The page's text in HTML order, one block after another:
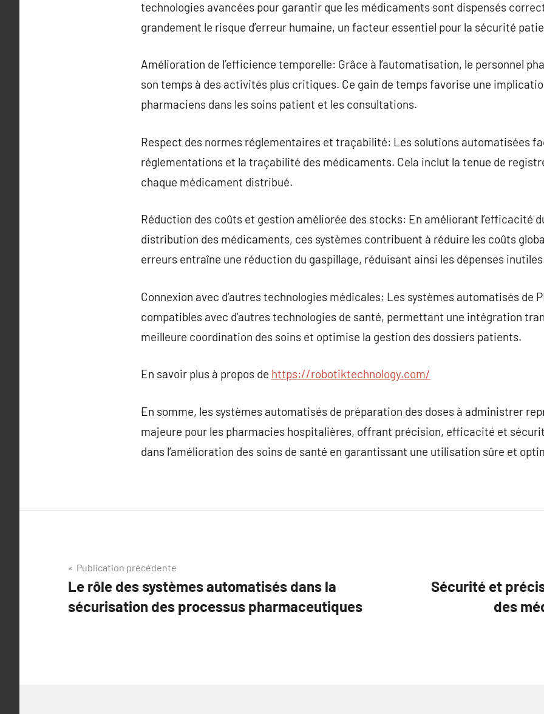
technologies avancées pour garantir que les médicaments sont dispensés
grandement le risque d’erreur humaine, un facteur essentiel pour la sécurité
Amélioration de l’efficience temporelle: Grâce à l’automatisation, le personnel
son temps à des activités plus critiques. Ce gain de temps favorise une
pharmaciens dans les soins patient et les consultations.
Respect des normes réglementaires et traçabilité: Les solutions automatisées
réglementations et la traçabilité des médicaments. Cela inclut la tenue de
chaque médicament distribué.
Réduction des coûts et gestion améliorée des stocks: En améliorant l’efficacité
distribution des médicaments, ces systèmes contribuent à réduire les coûts
erreurs entraîne une réduction du gaspillage, réduisant ainsi les dépenses
Connexion avec d’autres technologies médicales: Les systèmes automatisés de
compatibles avec d’autres technologies de santé, permettant une intégration
meilleure coordination des soins et optimise la gestion des dossiers patients.
En savoir plus à propos de https://robotiktechnology.com/
En somme, les systèmes automatisés de préparation des doses à administrer
majeure pour les pharmacies hospitalières, offrant précision, efficacité et
dans l’amélioration des soins de santé en garantissant une utilisation sûre et
Navigation
de
l’article
Publication précédente
Le rôle des systèmes automatisés dans la
sécurisation des processus pharmaceutiques
Sécurité et
des